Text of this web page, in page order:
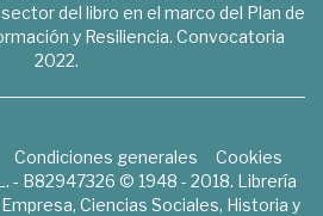
del libro en el marco del Plan de
y Resiliencia. Convocatoria
2022.
Condiciones generales
Cookies
- B82947326 © 1948 - 2018. Librería
Ciencias Sociales, Historia y